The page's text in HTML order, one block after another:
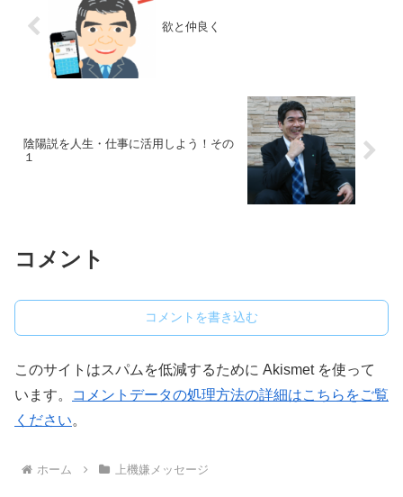
欲と仲良く
陰陽説を人生・仕事に活用しよう！その
１
コメント
コメントを書き込む
このサイトはスパムを低減するために Akismet を使って
います。
コメントデータの処理方法の詳細はこちらをご覧
ください。
ホーム 上機嫌メッセージ